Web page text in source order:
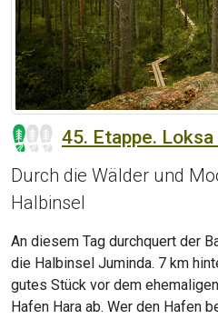
45. Etappe.
Durch die Wälder und
Halbinsel
An diesem Tag durchquert der
die Halbinsel Juminda. 7 km
gutes Stück vor dem
Hafen Hara ab. Wer den Hafen